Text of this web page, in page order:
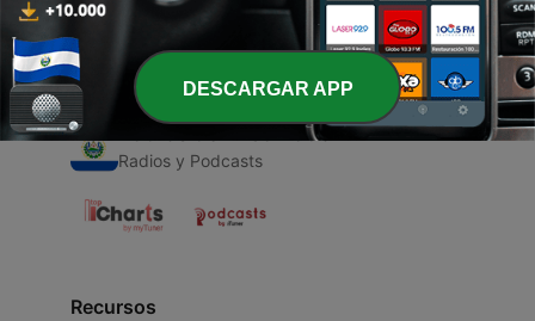
Radios de El Salvador
Radios y Podcasts
Recursos
DESCARGAR APP